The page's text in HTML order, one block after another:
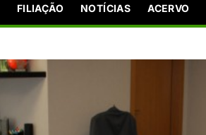
FILIAÇÃO NOTÍCIAS ACERVO